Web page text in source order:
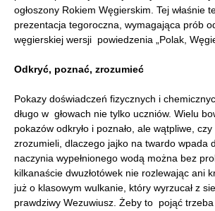
ogłoszony Rokiem Węgierskim. Tej właśnie
prezentacja tegoroczna, wymagająca prób
węgierskiej wersji powiedzenia „Polak,
Odkryć, poznać, zrozumieć
Pokazy doświadczeń fizycznych i
długo w głowach nie tylko uczniów. Wielu
pokazów odkryło i poznało, ale wątpliwe,
zrozumieli, dlaczego jajko na twardo wpada
naczynia wypełnionego wodą można bez
kilkanaście dwuzłotówek nie rozlewając ani
już o klasowym wulkanie, który wyrzucał z
prawdziwy Wezuwiusz. Żeby to pojąć